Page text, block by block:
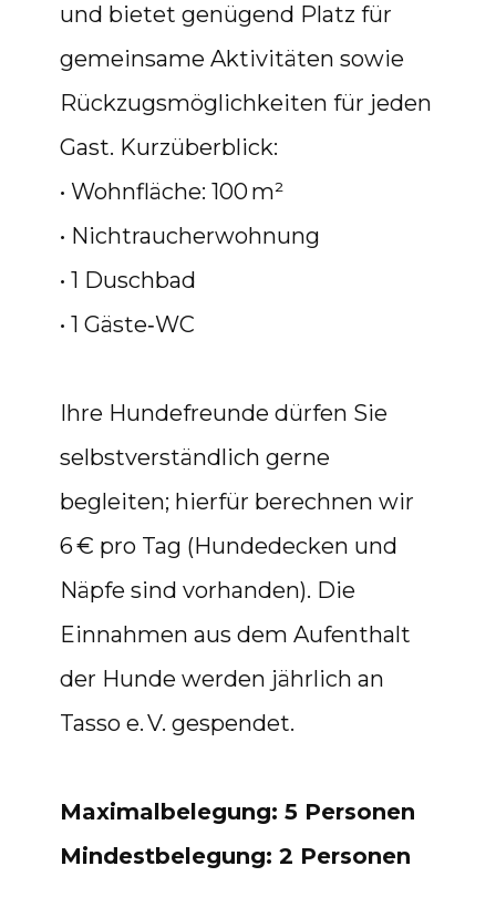
und bietet genügend Platz für
gemeinsame Aktivitäten sowie
Rückzugsmöglichkeiten für jeden
Gast. Kurzüberblick:
• Wohnfläche: 100 m²
• Nichtraucherwohnung
• 1 Duschbad
• 1 Gäste‑WC
Ihre Hundefreunde dürfen Sie
selbstverständlich gerne
begleiten; hierfür berechnen wir
6 € pro Tag (Hundedecken und
Näpfe sind vorhanden). Die
Einnahmen aus dem Aufenthalt
der Hunde werden jährlich an
Tasso e. V. gespendet.
Maximalbelegung: 5 Personen
Mindestbelegung: 2 Personen